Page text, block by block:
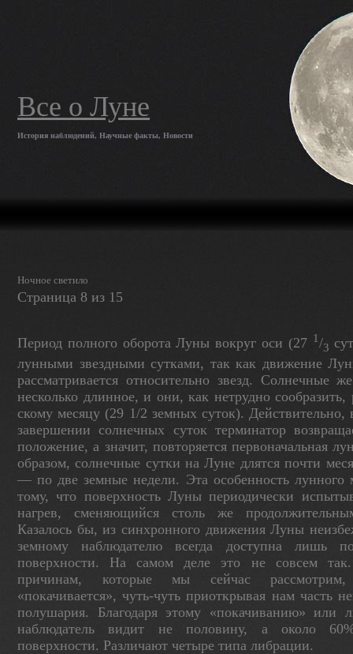
Все о Луне
История наблюдений, Научные факты, Новости
Ночное светило
Страница 8 из 15
Период полного оборота Луны вокруг оси (27 1/3
лунными звездными сутками, так как движение
рассматривается относительно звезд. Солнечные
несколько длинное, и они, как нетрудно
скому месяцу (29 1/2 земных суток). Действительно,
завершении солнечных суток терминатор
положение, а значит, повторяется перво­начальная
образом, солнечные сутки на Луне длятся почти
— по две зем­ные недели. Эта особенность лунного
то­му, что поверхность Луны периодически
нагрев, сменяющийся столь же
Казалось бы, из синхронного движения Луны
земному наблюдателю всегда доступна лишь
поверхности. На самом деле это не совсем
причинам, которые мы сейчас
«покачивается», чуть-чуть приоткрывая нам часть
полушария. Благодаря этому «покачиванию» или
наблюдатель ви­дит не половину, а около
поверхности. Различают четыре типа либрации.